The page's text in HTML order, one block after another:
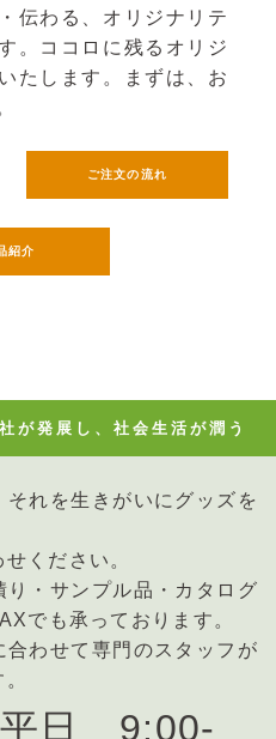
伝わる、オリジナリテ
。 ココロに残るオリジ
たします。まずは、お
ご注文の流れ
紹介
が発展し、社会生活が潤う
れを生きがいにグッズを
ください。
・サンプル品・カタログ
でも承っております。
わせて専門のスタッフが
日 9:00-